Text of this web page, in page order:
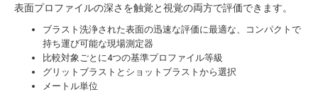
表面プロファイルの深さを触覚と視覚の両方で評価できます。
ブラスト洗浄された表面の迅速な評価に最適な、コンパクトで
持ち運び可能な現場測定器
比較対象ごとに4つの基準プロファイル等級
グリットブラストとショットブラストから選択
メートル単位